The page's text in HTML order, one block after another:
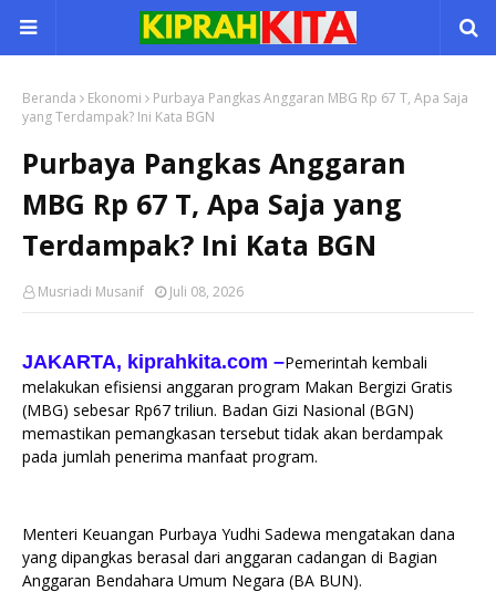
Beranda Ekonomi
Purbaya Pangkas Anggaran MBG Rp 67 T, Apa Saja
yang Terdampak? Ini Kata BGN
Purbaya Pangkas Anggaran
MBG Rp 67 T, Apa Saja yang
Terdampak? Ini Kata BGN
Musriadi Musanif Juli 08, 2026
JAKARTA, kiprahkita.com –Pemerintah kembali
melakukan efisiensi anggaran program Makan Bergizi Gratis
(MBG) sebesar Rp67 triliun. Badan Gizi Nasional (BGN)
memastikan pemangkasan tersebut tidak akan berdampak
pada jumlah penerima manfaat program.
Menteri Keuangan Purbaya Yudhi Sadewa mengatakan dana
yang dipangkas berasal dari anggaran cadangan di Bagian
Anggaran Bendahara Umum Negara (BA BUN).